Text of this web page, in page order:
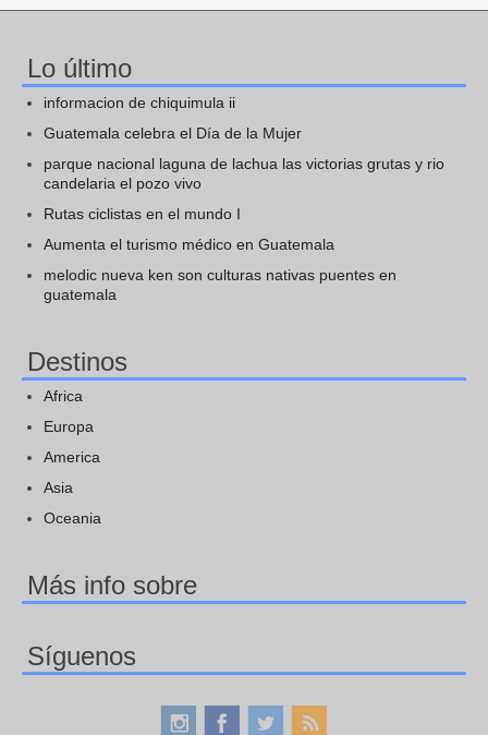
Lo último
informacion de chiquimula ii
Guatemala celebra el Día de la Mujer
parque nacional laguna de lachua las victorias grutas y rio
candelaria el pozo vivo
Rutas ciclistas en el mundo I
Aumenta el turismo médico en Guatemala
melodic nueva ken son culturas nativas puentes en
guatemala
Destinos
Africa
Europa
America
Asia
Oceania
Más info sobre
Síguenos